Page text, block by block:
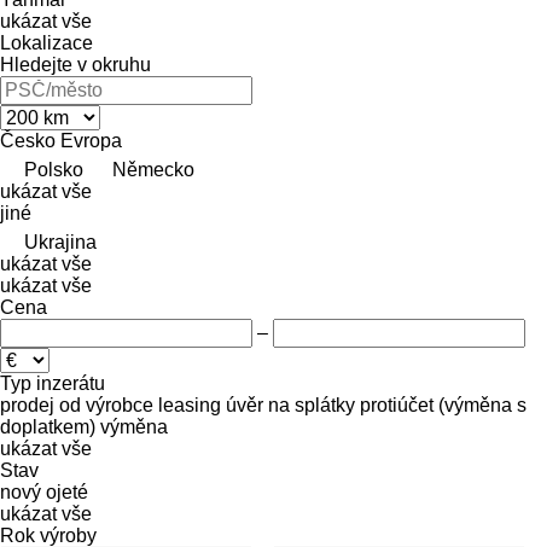
ukázat vše
Lokalizace
Hledejte v okruhu
Česko Evropa
Polsko
Německo
ukázat vše
jiné
Ukrajina
ukázat vše
ukázat vše
Cena
–
Typ inzerátu
prodej od výrobce leasing úvěr na splátky protiúčet (výměna s
doplatkem) výměna
ukázat vše
Stav
nový ojeté
ukázat vše
Rok výroby